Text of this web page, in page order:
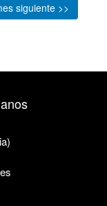
siguiente >>